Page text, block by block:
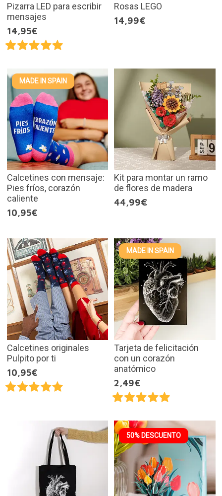
Pizarra LED para escribir
mensajes
14,95€
Rosas LEGO
14,99€
MADE IN SPAIN
Calcetines con mensaje:
Pies fríos, corazón
caliente
10,95€
Kit para montar un ramo
de flores de madera
44,99€
Calcetines originales
Pulpito por ti
10,95€
MADE IN SPAIN
Tarjeta de felicitación
con un corazón
anatómico
2,49€
50% DESCUENTO